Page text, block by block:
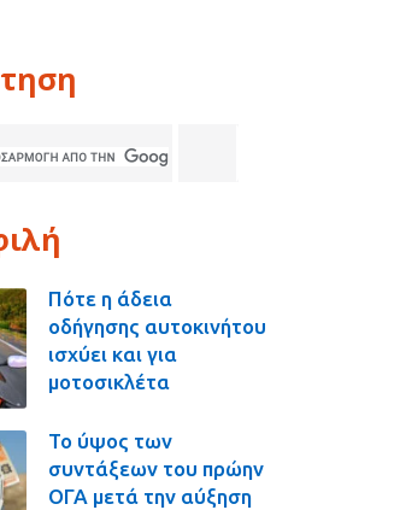
Πότε η άδεια
οδήγησης αυτοκινήτου
ισχύει και για
μοτοσικλέτα
Το ύψος των
συντάξεων του πρώην
ΟΓΑ μετά την αύξηση